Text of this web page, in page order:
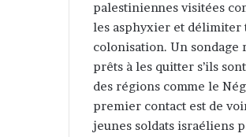
palestiniennes visitées
les asphyxier et délimiter
colonisation. Un sondage
prêts à les quitter s’ils
des régions comme le
premier contact est de
jeunes soldats israéliens